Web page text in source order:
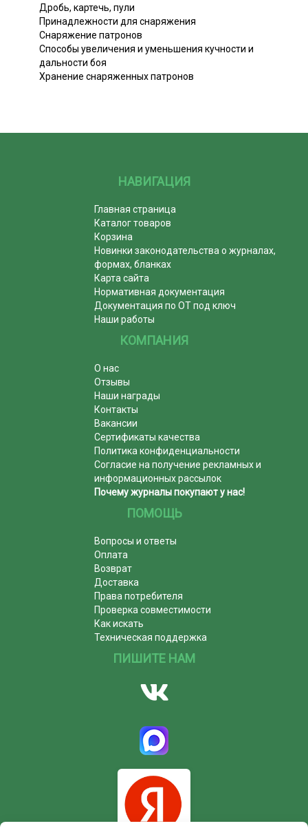
Дробь, картечь, пули
Принадлежности для снаряжения
Снаряжение патронов
Способы увеличения и уменьшения кучности и
дальности боя
Хранение снаряженных патронов
НАВИГАЦИЯ
Главная страница
Каталог товаров
Корзина
Новинки законодательства о журналах,
формах, бланках
Карта сайта
Нормативная документация
Документация по ОТ под ключ
Наши работы
КОМПАНИЯ
О нас
Отзывы
Наши награды
Контакты
Вакансии
Сертификаты качества
Политика конфиденциальности
Согласие на получение рекламных и
информационных рассылок
Почему журналы покупают у нас!
ПОМОЩЬ
Вопросы и ответы
Оплата
Возврат
Доставка
Права потребителя
Проверка совместимости
Как искать
Техническая поддержка
ПИШИТЕ НАМ